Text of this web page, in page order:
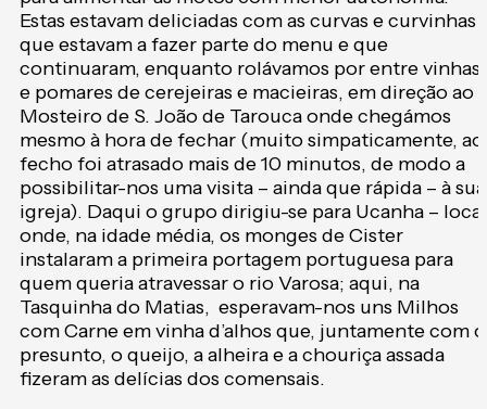
Estas estavam deliciadas com as curvas e curvinhas
que estavam a fazer parte do menu e que
continuaram, enquanto rolávamos por entre vinhas
e pomares de cerejeiras e macieiras, em direção ao
Mosteiro de S. João de Tarouca onde chegámos
mesmo à hora de fechar (muito simpaticamente, ao
fecho foi atrasado mais de 10 minutos, de modo a
possibilitar-nos uma visita – ainda que rápida – à sua
igreja). Daqui o grupo dirigiu-se para Ucanha – local
onde, na idade média, os monges de Cister
instalaram a primeira portagem portuguesa para
quem queria atravessar o rio Varosa; aqui, na
Tasquinha do Matias, esperavam-nos uns Milhos
com Carne em vinha d’alhos que, juntamente com o
presunto, o queijo, a alheira e a chouriça assada
fizeram as delícias dos comensais.